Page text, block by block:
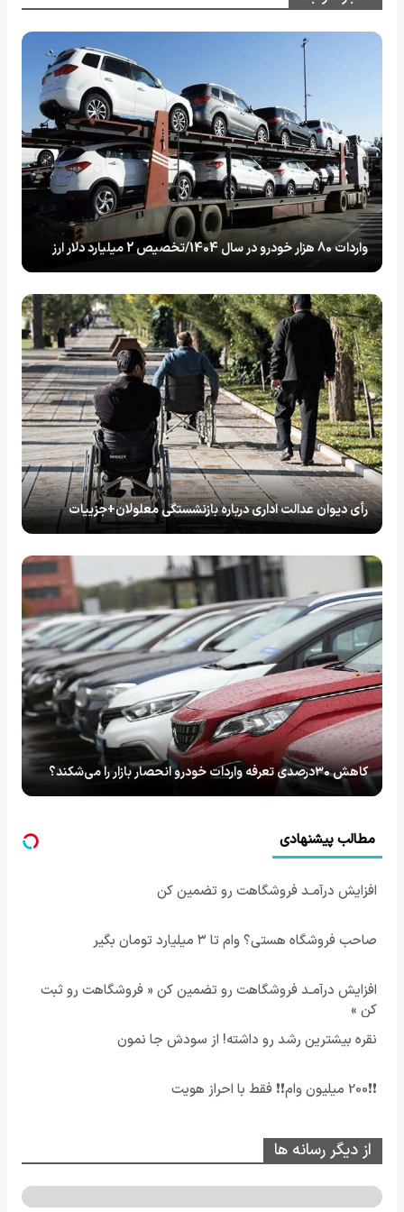
واردات 80 هزار خودرو در سال 1404/تخصیص 2 میلیارد دلار ارز
رأی دیوان عدالت اداری درباره بازنشستگی معلولان+جزییات
کاهش ۳۰درصدی تعرفه واردات خودرو انحصار بازار را می‌شکند؟
مطالب پیشنهادی
افزایش درآمـد فروشگاهت رو تضمین کن
صاحب فروشگاه هستی؟ وام تا ۳ میلیارد تومان بگیر
افزایش درآمـد فروشگاهت رو تضمین کن « فروشگاهت رو ثبت
کن »
نقره بیشترین رشد رو داشته! از سودش جا نمون
❗❗200 میلیون وام❗❗ فقط با احراز هویت
از دیگر رسانه ها